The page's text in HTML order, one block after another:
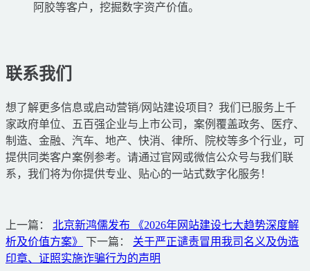
阿胶等客户，挖掘数字资产价值。
联系我们
想了解更多信息或启动营销/网站建设项目？我们已服务上千
家政府单位、五百强企业与上市公司，案例覆盖政务、医疗、
制造、金融、汽车、地产、快消、律所、院校等多个行业，可
提供同类客户案例参考。请通过官网或微信公众号与我们联
系，我们将为你提供专业、贴心的一站式数字化服务！
上一篇： 北京新鸿儒发布 《2026年网站建设七大趋势深度解
析及价值方案》
下一篇： 关于严正谴责冒用我司名义及伪造
印章、证照实施诈骗行为的声明